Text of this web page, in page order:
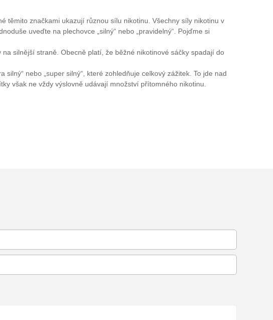
těmito značkami ukazují různou sílu nikotinu. Všechny síly nikotinu v
uveďte na plechovce „silný“ nebo „pravidelný“. Pojďme si
silnější straně. Obecně platí, že běžné nikotinové sáčky spadají do
silný“ nebo „super silný“, které zohledňuje celkový zážitek. To jde nad
však ne vždy výslovně udávají množství přítomného nikotinu.